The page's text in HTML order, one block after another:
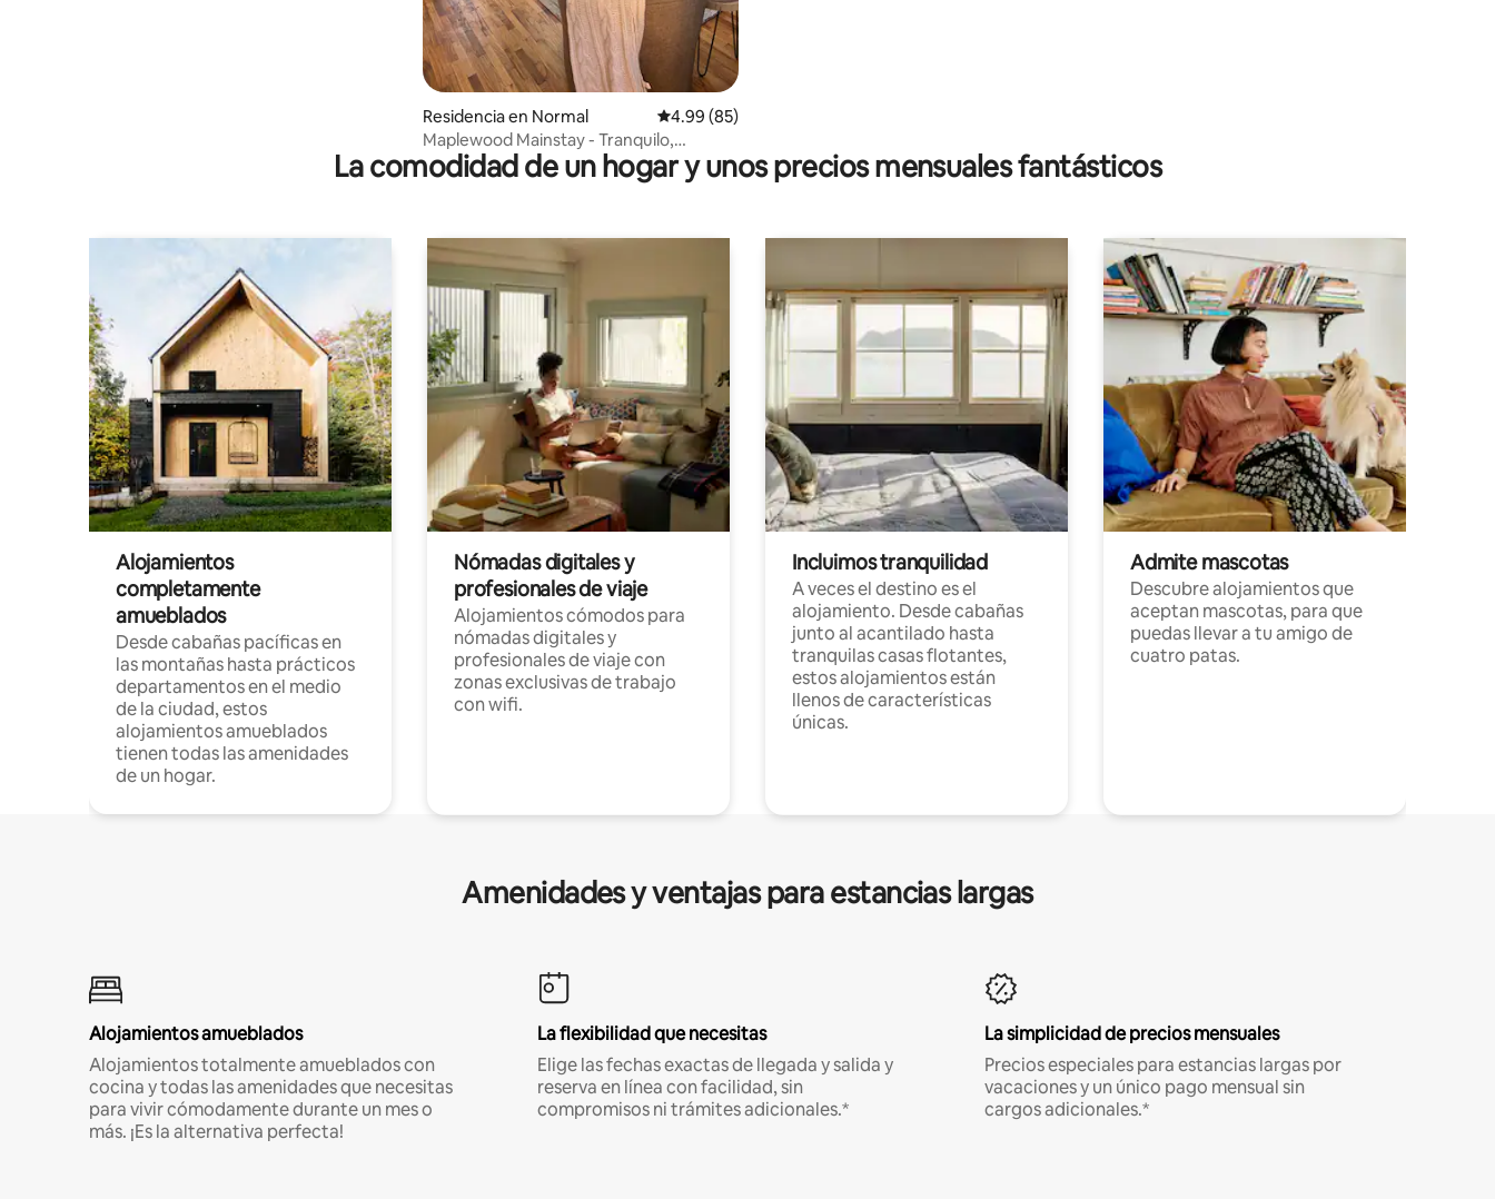
Residencia en Normal Calificación promedio: 4.99 de 5; 85 evaluaciones
4.99 (85)
Maplewood Mainstay - Tranquilo,
acogedor, céntrico
La comodidad de un hogar y unos precios mensuales fantásticos
Alojamientos
completamente
amueblados
Desde cabañas pacíficas en
las montañas hasta prácticos
departamentos en el medio
de la ciudad, estos
alojamientos amueblados
tienen todas las amenidades
de un hogar.
Nómadas digitales y
profesionales de viaje
Alojamientos cómodos para
nómadas digitales y
profesionales de viaje con
zonas exclusivas de trabajo
con wifi.
Incluimos tranquilidad
A veces el destino es el
alojamiento. Desde cabañas
junto al acantilado hasta
tranquilas casas flotantes,
estos alojamientos están
llenos de características
únicas.
Admite mascotas
Descubre alojamientos que
aceptan mascotas, para que
puedas llevar a tu amigo de
cuatro patas.
Amenidades y ventajas para estancias largas
Alojamientos amueblados
Alojamientos totalmente amueblados con
cocina y todas las amenidades que necesitas
para vivir cómodamente durante un mes o
más. ¡Es la alternativa perfecta!
La flexibilidad que necesitas
Elige las fechas exactas de llegada y salida y
reserva en línea con facilidad, sin
compromisos ni trámites adicionales.*
La simplicidad de precios mensuales
Precios especiales para estancias largas por
vacaciones y un único pago mensual sin
cargos adicionales.*